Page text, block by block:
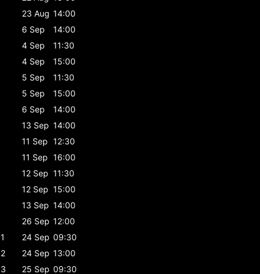
23 Aug 14:00
6 Sep
14:00
4 Sep
11:30
4 Sep
15:00
5 Sep
11:30
5 Sep
15:00
6 Sep
14:00
13 Sep 14:00
11 Sep 12:30
11 Sep 16:00
12 Sep 11:30
12 Sep 15:00
13 Sep 14:00
26 Sep 12:00
24 Sep 09:30
24 Sep 13:00
25 Sep 09:30